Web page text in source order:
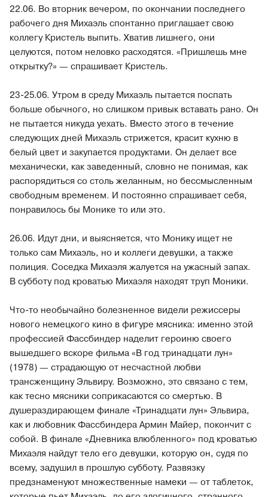
22.06. Во вторник вечером, по окончании последнего
рабочего дня Михаэль спонтанно приглашает свою
коллегу Кристель выпить. Хватив лишнего, они
целуются, потом неловко расходятся. «Пришлешь мне
открытку?» — спрашивает Кристель.
23-25.06. Утром в среду Михаэль пытается поспать
больше обычного, но слишком привык вставать рано. Он
не пытается никуда уехать. Вместо этого в течение
следующих дней Михаэль стрижется, красит кухню в
белый цвет и закупается продуктами. Он делает все
механически, как заведенный, словно не понимая, как
распорядиться со столь желанным, но бессмысленным
свободным временем. И постоянно спрашивает себя,
понравилось бы Монике то или это.
26.06. Идут дни, и выясняется, что Монику ищет не
только сам Михаэль, но и коллеги девушки, а также
полиция. Соседка Михаэля жалуется на ужасный запах.
В субботу под кроватью Михаэля находят труп Моники.
Что-то необычайно болезненное видели режиссеры
нового немецкого кино в фигуре мясника: именно этой
профессией Фассбиндер наделит героиню своего
вышедшего вскоре фильма «В год тринадцати лун»
(1978) — страдающую от несчастной любви
трансженщину Эльвиру. Возможно, это связано с тем,
как тесно мясники соприкасаются со смертью. В
душераздирающем финале «Тринадцати лун» Эльвира,
как и любовник Фассбиндера Армин Майер, покончит с
собой. В финале «Дневника влюбленного» под кроватью
Михаэля найдут тело его девушки, которую он, судя по
всему, задушил в прошлую субботу. Развязку
предзнаменуют множественные намеки — от таблеток,